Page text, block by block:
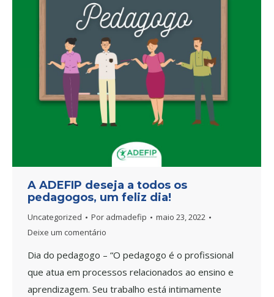
A ADEFIP deseja a todos os
pedagogos, um feliz dia!
Uncategorized Por admadefip
maio 23, 2022
Deixe um comentário
Dia do pedagogo – “O pedagogo é o profissional
que atua em processos relacionados ao ensino e
aprendizagem. Seu trabalho está intimamente